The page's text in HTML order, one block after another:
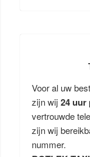
Voor al uw
zijn wij 24 uur
vertrouwde
zijn wij
nummer.